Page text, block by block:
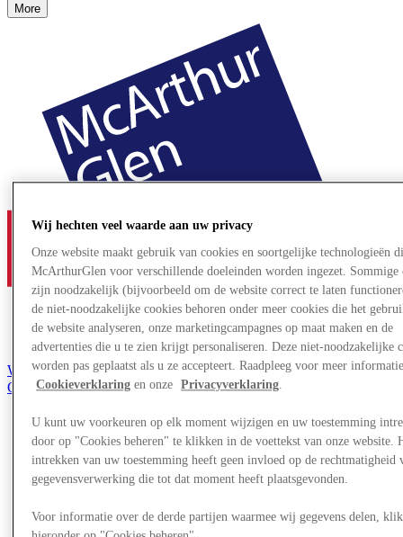
More
Word lid van de Club
Opgeslagen items
Aanbiedingen
Winkels
Plan je bezoek
Wat is er op tv
Cadeaubonnen
Diensten
Wij hechten veel waarde aan uw privacy
Onze website maakt gebruik van cookies en soortgelijke technologieën
McArthurGlen voor verschillende doeleinden worden ingezet. Sommige
zijn noodzakelijk (bijvoorbeeld om de website correct te laten
de niet-noodzakelijke cookies behoren onder meer cookies die het
de website analyseren, onze marketingcampagnes op maat maken en de
advertenties die u te zien krijgt personaliseren. Deze niet-noodzakelijke
worden pas geplaatst als u ze accepteert. Raadpleeg voor meer
Cookieverklaring en onze Privacyverklaring.
U kunt uw voorkeuren op elk moment wijzigen en uw toestemming
door op "Cookies beheren" te klikken in de voettekst van onze website.
intrekken van uw toestemming heeft geen invloed op de rechtmatigheid
gegevensverwerking die tot dat moment heeft plaatsgevonden.
Voor informatie over de derde partijen waarmee wij gegevens delen,